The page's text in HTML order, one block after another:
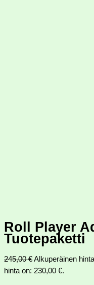
Roll Player
Tuotepaketti
245,00€Alkuperäinen
hinta on: 230,00 €.